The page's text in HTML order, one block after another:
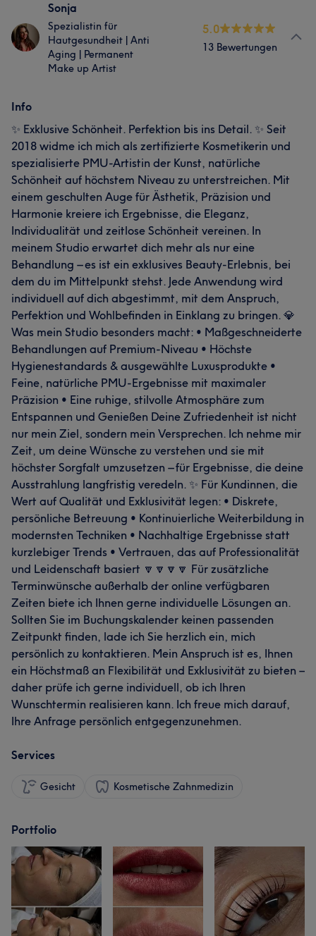
Sonja
Spezialistin für
Hautgesundheit | Anti
Aging | Permanent
Make up Artist
5.0
13 Bewertungen
Info
✨ Exklusive Schönheit. Perfektion bis ins Detail. ✨ Seit
2018 widme ich mich als zertifizierte Kosmetikerin und
spezialisierte PMU-Artistin der Kunst, natürliche
Schönheit auf höchstem Niveau zu unterstreichen. Mit
einem geschulten Auge für Ästhetik, Präzision und
Harmonie kreiere ich Ergebnisse, die Eleganz,
Individualität und zeitlose Schönheit vereinen. In
meinem Studio erwartet dich mehr als nur eine
Behandlung – es ist ein exklusives Beauty-Erlebnis, bei
dem du im Mittelpunkt stehst. Jede Anwendung wird
individuell auf dich abgestimmt, mit dem Anspruch,
Perfektion und Wohlbefinden in Einklang zu bringen. 💎
Was mein Studio besonders macht: • Maßgeschneiderte
Behandlungen auf Premium-Niveau • Höchste
Hygienestandards & ausgewählte Luxusprodukte •
Feine, natürliche PMU-Ergebnisse mit maximaler
Präzision • Eine ruhige, stilvolle Atmosphäre zum
Entspannen und Genießen Deine Zufriedenheit ist nicht
nur mein Ziel, sondern mein Versprechen. Ich nehme mir
Zeit, um deine Wünsche zu verstehen und sie mit
höchster Sorgfalt umzusetzen – für Ergebnisse, die deine
Ausstrahlung langfristig veredeln. ✨ Für Kundinnen, die
Wert auf Qualität und Exklusivität legen: • Diskrete,
persönliche Betreuung • Kontinuierliche Weiterbildung in
modernsten Techniken • Nachhaltige Ergebnisse statt
kurzlebiger Trends • Vertrauen, das auf Professionalität
und Leidenschaft basiert 🔽🔽🔽🔽 Für zusätzliche
Terminwünsche außerhalb der online verfügbaren
Zeiten biete ich Ihnen gerne individuelle Lösungen an.
Sollten Sie im Buchungskalender keinen passenden
Zeitpunkt finden, lade ich Sie herzlich ein, mich
persönlich zu kontaktieren. Mein Anspruch ist es, Ihnen
ein Höchstmaß an Flexibilität und Exklusivität zu bieten –
daher prüfe ich gerne individuell, ob ich Ihren
Wunschtermin realisieren kann. Ich freue mich darauf,
Ihre Anfrage persönlich entgegenzunehmen.
Services
Gesicht Kosmetische Zahnmedizin
Portfolio